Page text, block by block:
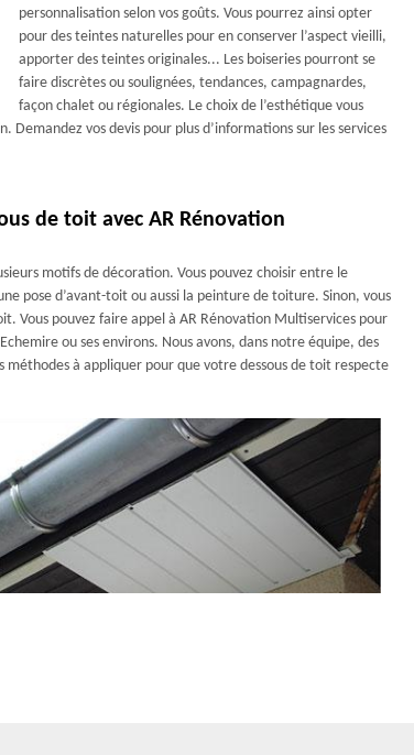
personnalisation selon vos goûts. Vous pourrez ainsi opter
pour des teintes naturelles pour en conserver l’aspect vieilli,
apporter des teintes originales... Les boiseries pourront se
faire discrètes ou soulignées, tendances, campagnardes,
façon chalet ou régionales. Le choix de l’esthétique vous
Demandez vos devis pour plus d’informations sur les services
de toit avec AR Rénovation
motifs de décoration. Vous pouvez choisir entre le
pose d’avant-toit ou aussi la peinture de toiture. Sinon, vous
Vous pouvez faire appel à AR Rénovation Multiservices pour
ou ses environs. Nous avons, dans notre équipe, des
à appliquer pour que votre dessous de toit respecte